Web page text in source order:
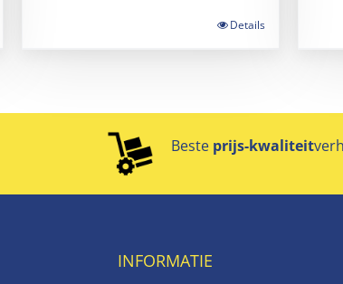
Details
Beste prijs-kwaliteit
INFORMATIE